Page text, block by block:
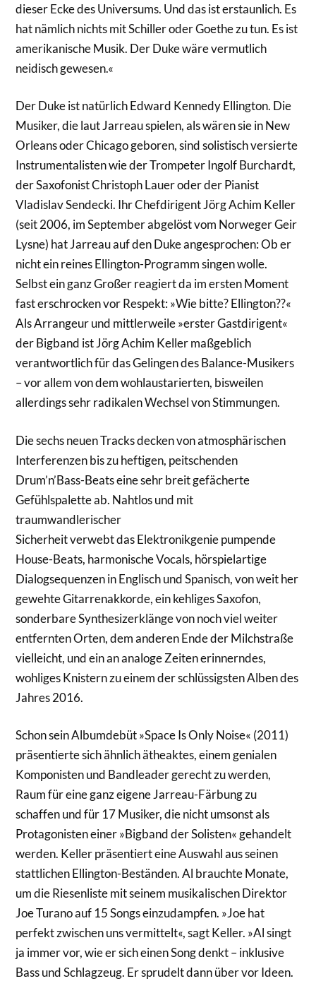
dieser Ecke des Universums. Und das ist erstaunlich. Es
hat nämlich nichts mit Schiller oder Goethe zu tun. Es ist
amerikanische Musik. Der Duke wäre vermutlich
neidisch gewesen.«
Der Duke ist natürlich Edward Kennedy Ellington. Die
Musiker, die laut Jarreau spielen, als wären sie in New
Orleans oder Chicago geboren, sind solistisch versierte
Instrumentalisten wie der Trompeter Ingolf Burchardt,
der Saxofonist Christoph Lauer oder der Pianist
Vladislav Sendecki. Ihr Chefdirigent Jörg Achim Keller
(seit 2006, im September abgelöst vom Norweger Geir
Lysne) hat Jarreau auf den Duke angesprochen: Ob er
nicht ein reines Ellington-Programm singen wolle.
Selbst ein ganz Großer reagiert da im ersten Moment
fast erschrocken vor Respekt: »Wie bitte? Ellington??«
Als Arrangeur und mittlerweile »erster Gastdirigent«
der Bigband ist Jörg Achim Keller maßgeblich
verantwortlich für das Gelingen des Balance-Musikers
– vor allem von dem wohlaustarierten, bisweilen
allerdings sehr radikalen Wechsel von Stimmungen.
Die sechs neuen Tracks decken von atmosphärischen
Interferenzen bis zu heftigen, peitschenden
Drum’n’Bass-Beats eine sehr breit gefächerte
Gefühlspalette ab. Nahtlos und mit
traumwandlerischer
Sicherheit verwebt das Elektronikgenie pumpende
House-Beats, harmonische Vocals, hörspielartige
Dialogsequenzen in Englisch und Spanisch, von weit her
gewehte Gitarrenakkorde, ein kehliges Saxofon,
sonderbare Synthesizerklänge von noch viel weiter
entfernten Orten, dem anderen Ende der Milchstraße
vielleicht, und ein an analoge Zeiten erinnerndes,
wohliges Knistern zu einem der schlüssigsten Alben des
Jahres 2016.
Schon sein Albumdebüt »Space Is Only Noise« (2011)
präsentierte sich ähnlich ätheaktes, einem genialen
Komponisten und Bandleader gerecht zu werden,
Raum für eine ganz eigene Jarreau-Färbung zu
schaffen und für 17 Musiker, die nicht umsonst als
Protagonisten einer »Bigband der Solisten« gehandelt
werden. Keller präsentiert eine Auswahl aus seinen
stattlichen Ellington-Beständen. Al brauchte Monate,
um die Riesenliste mit seinem musikalischen Direktor
Joe Turano auf 15 Songs einzudampfen. »Joe hat
perfekt zwischen uns vermittelt«, sagt Keller. »Al singt
ja immer vor, wie er sich einen Song denkt – inklusive
Bass und Schlagzeug. Er sprudelt dann über vor Ideen.